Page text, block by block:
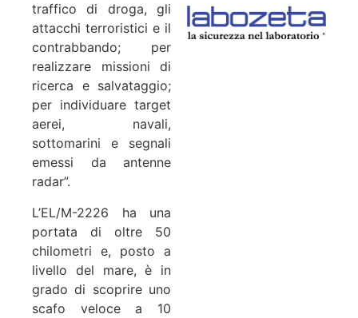
traffico di droga, gli
attacchi terroristici e il
contrabbando; per
realizzare missioni di
ricerca e salvataggio;
per individuare target
aerei, navali,
sottomarini e segnali
emessi da antenne
radar”.
L’EL/M-2226 ha una
portata di oltre 50
chilometri e, posto a
livello del mare, è in
grado di scoprire uno
scafo veloce a 10